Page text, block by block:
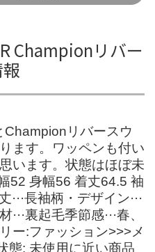
Championリバー
リバースウ
ます。ワッペンも付い
います。状態はほぼ未
52 身幅56 着丈64.5 袖
長袖柄・デザイン···
裏起毛季節感···春、
ー:ファッション>>>メ
態: 未使用に近い商品